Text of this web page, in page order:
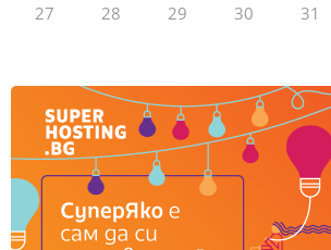
27 28 29 30 31